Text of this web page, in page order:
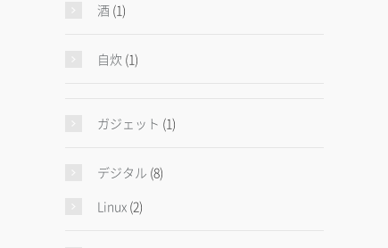
酒 (1)
自炊 (1)
ガジェット (1)
デジタル (8)
Linux (2)